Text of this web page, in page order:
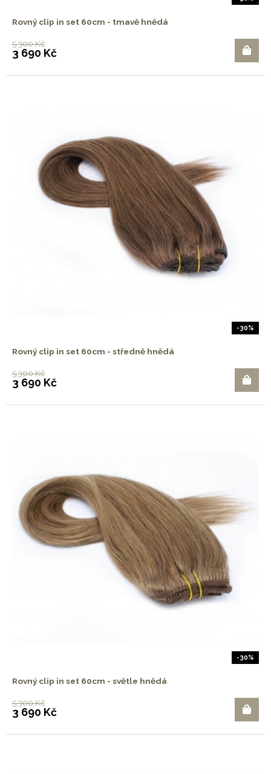
Rovný clip in set 60cm - tmavě hnědá
5 300 Kč
3 690 Kč
-30%
Rovný clip in set 60cm - středně hnědá
5 300 Kč
3 690 Kč
-30%
Rovný clip in set 60cm - světle hnědá
5 300 Kč
3 690 Kč